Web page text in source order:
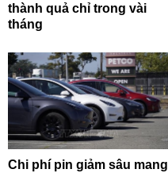
thành quả chỉ trong vài
tháng
Chi phí pin giảm sâu mang